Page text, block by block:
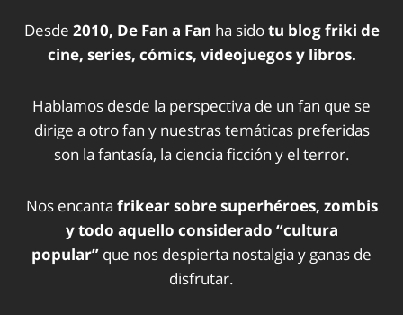
Desde 2010, De Fan a Fan ha sidotu blog friki de
cine, series, cómics, videojuegos y libros.
Hablamos desde la perspectiva de un fan que se
dirige a otro fan y nuestras temáticas preferidas
son la fantasía, la ciencia ficción y el terror.
Nos encanta frikear sobre superhéroes, zombis
y todo aquello considerado “cultura
popular” que nos despierta nostalgia y ganas de
disfrutar.